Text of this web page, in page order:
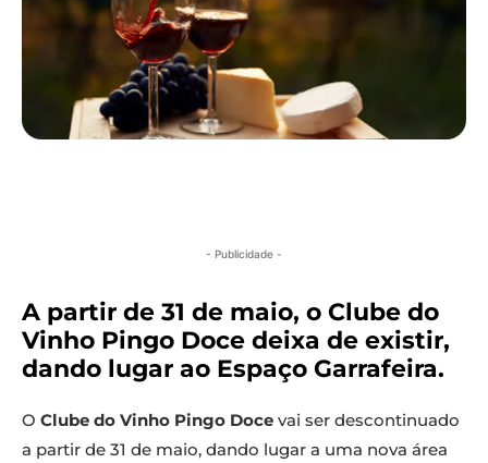
- Publicidade -
A partir de 31 de maio, o Clube do
Vinho Pingo Doce deixa de existir,
dando lugar ao Espaço Garrafeira.
O Clube do Vinho Pingo Doce vai ser descontinuado
a partir de 31 de maio, dando lugar a uma nova área